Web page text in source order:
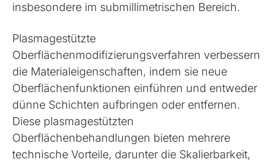
insbesondere im submillimetrischen Bereich.
Plasmagestützte
Oberflächenmodifizierungsverfahren verbessern
die Materialeigenschaften, indem sie neue
Oberflächenfunktionen einführen und entweder
dünne Schichten aufbringen oder entfernen.
Diese plasmagestützten
Oberflächenbehandlungen bieten mehrere
technische Vorteile, darunter die Skalierbarkeit,